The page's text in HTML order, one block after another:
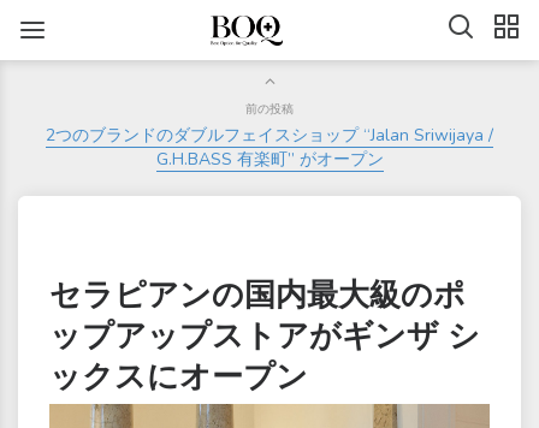
前の投稿
2つのブランドのダブルフェイスショップ “Jalan Sriwijaya /
G.H.BASS 有楽町” がオープン
セラピアンの国内最大級のポ
ップアップストアがギンザ シ
ックスにオープン